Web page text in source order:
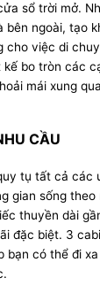
sổ trời mở.
bên ngoài, tạo
cho việc di
bo tròn các
mái xung
CẦU
tụ tất cả các
gian sống
thuyền dài
đặc biệt. 3
bạn có thể đi